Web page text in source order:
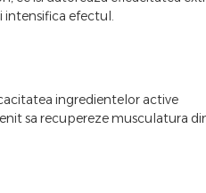
intensifica efectul.
ingredientelor active
sa recupereze musculatura